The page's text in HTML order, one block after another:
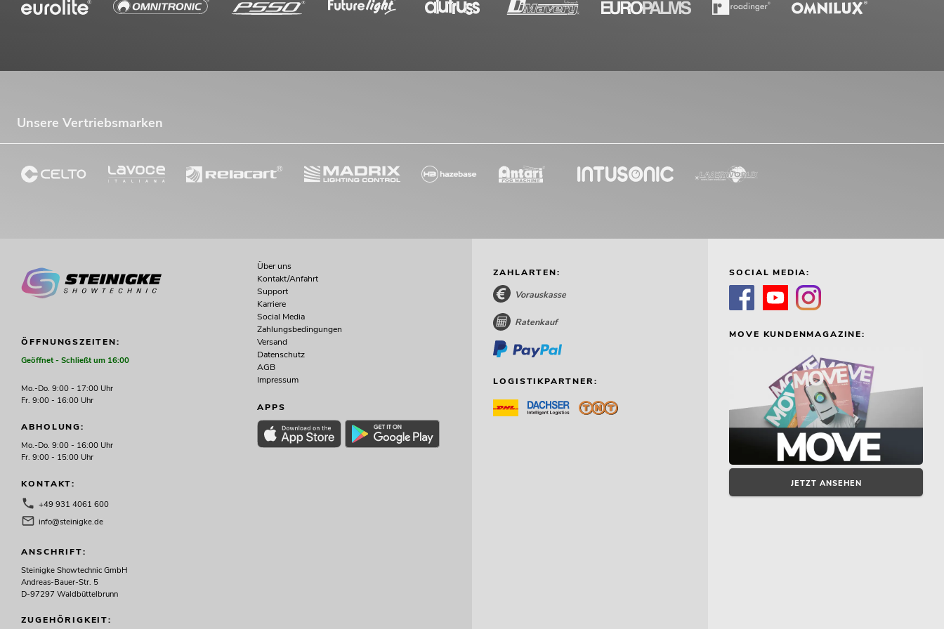
Unsere Vertriebsmarken
ÖFFNUNGSZEITEN:
Geöffnet - Schließt um 16:00
Mo.-Do. 9:00 - 17:00 Uhr
Fr. 9:00 - 16:00 Uhr
ABHOLUNG:
Mo.-Do. 9:00 - 16:00 Uhr
Fr. 9:00 - 15:00 Uhr
KONTAKT:
+49 931 4061 600
info@steinigke.de
ANSCHRIFT:
Steinigke Showtechnic GmbH
Andreas-Bauer-Str. 5
D-97297 Waldbüttelbrunn
ZUGEHÖRIGKEIT:
Über uns
Kontakt/Anfahrt
Support
Karriere
Social Media
Zahlungsbedingungen
Versand
Datenschutz
AGB
Impressum
APPS
ZAHLARTEN:
Vorauskasse
Ratenkauf
LOGISTIKPARTNER:
SOCIAL MEDIA:
MOVE KUNDENMAGAZINE:
JETZT ANSEHEN